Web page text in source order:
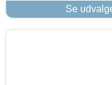
Se